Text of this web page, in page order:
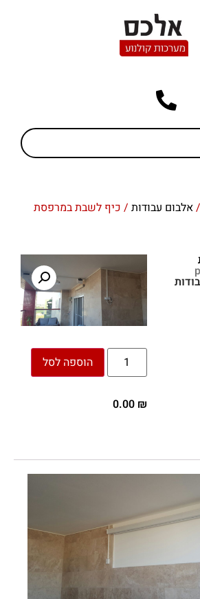
/אלבום עבודות / כיף לשבת במרפסת
הוספה לסל
₪